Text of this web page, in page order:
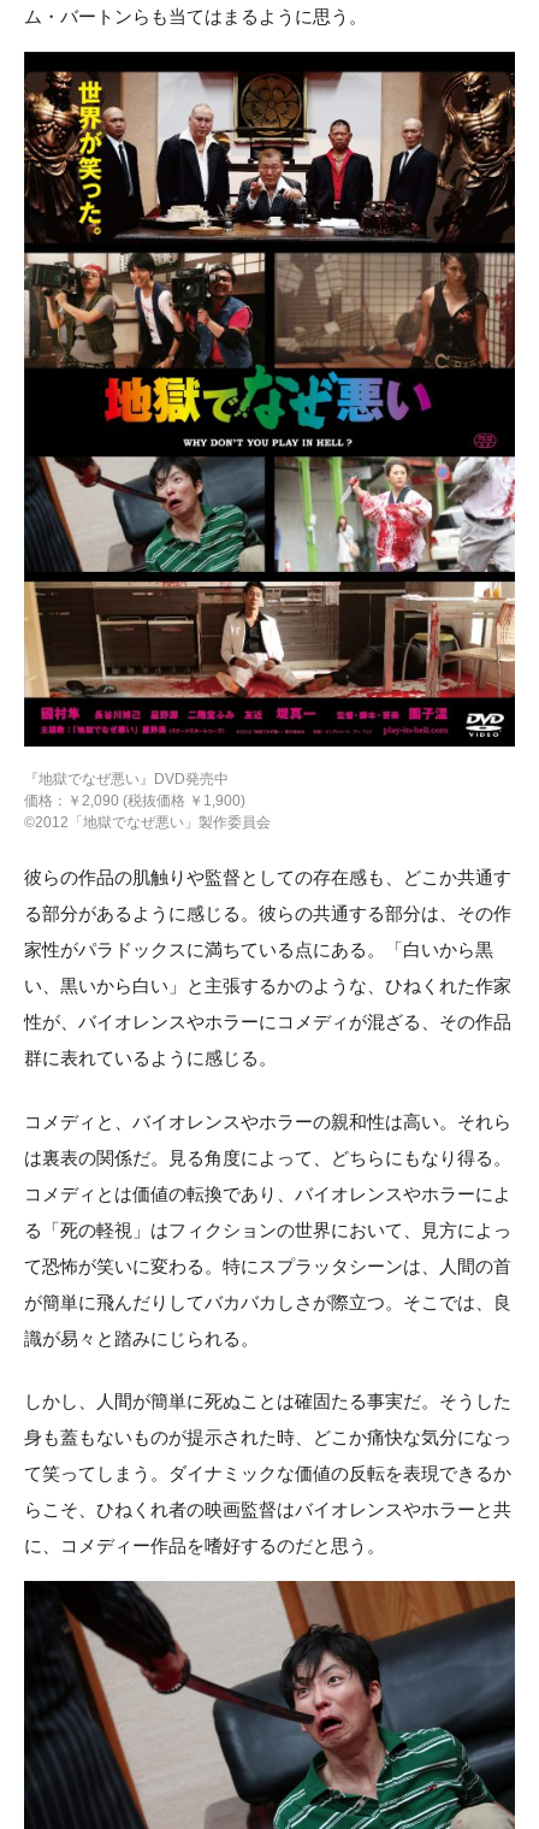
ム・バートンらも当てはまるように思う。
『地獄でなぜ悪い』DVD発売中
価格：￥2,090 (税抜価格 ￥1,900)
©2012「地獄でなぜ悪い」製作委員会
彼らの作品の肌触りや監督としての存在感も、どこか共通す
る部分があるように感じる。彼らの共通する部分は、その作
家性がパラドックスに満ちている点にある。「白いから黒
い、黒いから白い」と主張するかのような、ひねくれた作家
性が、バイオレンスやホラーにコメディが混ざる、その作品
群に表れているように感じる。
コメディと、バイオレンスやホラーの親和性は高い。それら
は裏表の関係だ。見る角度によって、どちらにもなり得る。
コメディとは価値の転換であり、バイオレンスやホラーによ
る「死の軽視」はフィクションの世界において、見方によっ
て恐怖が笑いに変わる。特にスプラッタシーンは、人間の首
が簡単に飛んだりしてバカバカしさが際立つ。そこでは、良
識が易々と踏みにじられる。
しかし、人間が簡単に死ぬことは確固たる事実だ。そうした
身も蓋もないものが提示された時、どこか痛快な気分になっ
て笑ってしまう。ダイナミックな価値の反転を表現できるか
らこそ、ひねくれ者の映画監督はバイオレンスやホラーと共
に、コメディー作品を嗜好するのだと思う。